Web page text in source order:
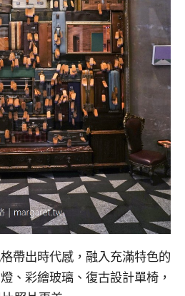
帶出時代感，融入充滿特色的
、彩繪玻璃、復古設計單椅，